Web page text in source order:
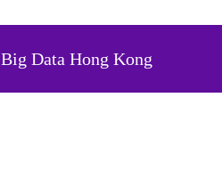
Big Data Hong Kong